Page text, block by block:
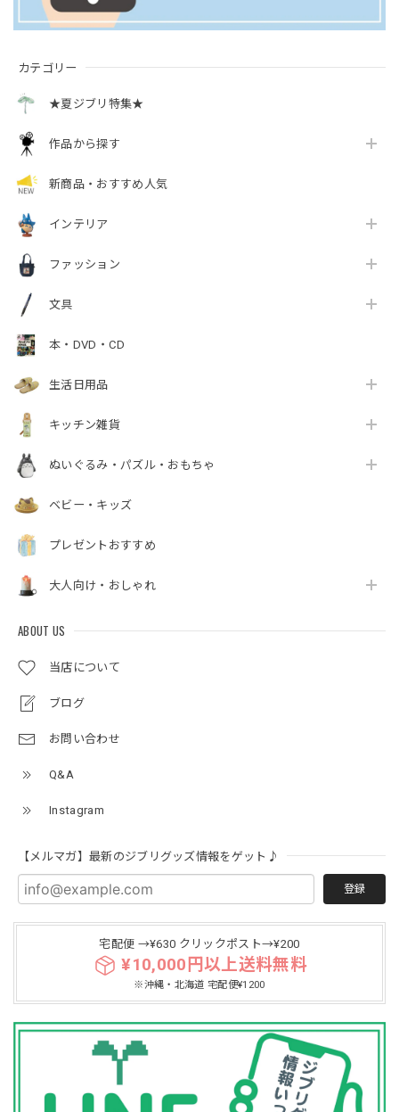
カテゴリー
★夏ジブリ特集★
作品から探す
新商品・おすすめ人気
インテリア
ファッション
文具
本・DVD・CD
生活日用品
キッチン雑貨
ぬいぐるみ・パズル・おもちゃ
ベビー・キッズ
プレゼントおすすめ
大人向け・おしゃれ
ABOUT US
当店について
ブログ
お問い合わせ
Q&A
Instagram
【メルマガ】最新のジブリグッズ情報をゲット♪
登録
宅配便 →¥630 クリックポスト→¥200
¥10,000円以上送料無料
※沖縄・北海道 宅配便¥1200